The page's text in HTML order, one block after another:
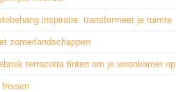
inspiratie: transformeer je ruimte
zomerlandschappen
terracotta tinten om je woonkamer op
frissen